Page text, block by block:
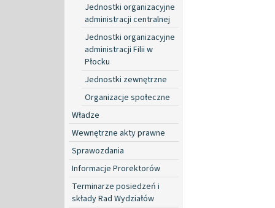
Jednostki organizacyjne
administracji centralnej
Jednostki organizacyjne
administracji Filii w
Płocku
Jednostki zewnętrzne
Organizacje społeczne
Władze
Wewnętrzne akty prawne
Sprawozdania
Informacje Prorektorów
Terminarze posiedzeń i
składy Rad Wydziałów